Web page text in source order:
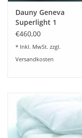
Dauny Geneva
Superlight 1
€460,00
* Inkl. MwSt. zzgl.
Versandkosten